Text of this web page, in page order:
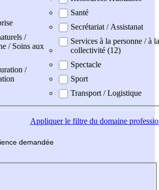
/
/ Soins aux
/
Santé
Secrétariat / Assistanat
Services à la personne / à la
collectivité (12)
Spectacle
Sport
Transport / Logistique
Appliquerle filtre du domaine
demandée